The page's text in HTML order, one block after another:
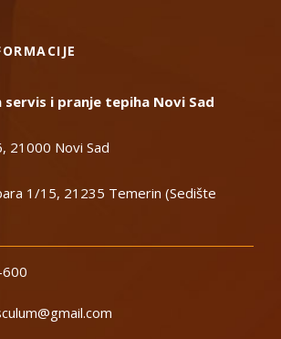
servis i pranje tepiha Novi Sad
21000 Novi Sad
1/15, 21235 Temerin (Sedište